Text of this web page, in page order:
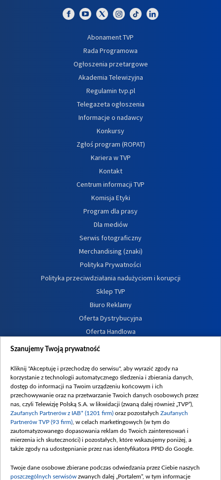
Abonament TVP
Rada Programowa
Ogłoszenia przetargowe
Akademia Telewizyjna
Regulamin tvp.pl
Telegazeta ogłoszenia
Informacje o nadawcy
Konkursy
Zgłoś program (ROPAT)
Kariera w TVP
Kontakt
Centrum informacji TVP
Komisja Etyki
Program dla prasy
Dla mediów
Serwis fotograficzny
Merchandising (znaki)
Polityka Prywatności
Polityka przeciwdziałania nadużyciom i korupcji
Sklep TVP
Biuro Reklamy
Oferta Dystrybucyjna
Oferta Handlowa
Dostępność
Procedura zgłoszeń wewnętrznych
Szanujemy Twoją prywatność
Kliknij "Akceptuję i przechodzę do serwisu", aby wyrazić zgody na
korzystanie z technologii automatycznego śledzenia i zbierania danych,
dostęp do informacji na Twoim urządzeniu końcowym i ich
przechowywanie oraz na przetwarzanie Twoich danych osobowych przez
nas, czyli Telewizję Polską S.A. w likwidacji (zwaną dalej również „TVP”),
Zaufanych Partnerów z IAB* (1201 firm) oraz pozostałych Zaufanych
Partnerów TVP (93 firm) , w celach marketingowych (w tym do
zautomatyzowanego dopasowania reklam do Twoich zainteresowań i
mierzenia ich skuteczności) i pozostałych, które wskazujemy poniżej, a
także zgody na udostępnianie przez nas identyfikatora PPID do Google.
Twoje dane osobowe zbierane podczas odwiedzania przez Ciebie naszych
poszczególnych serwisów zwanych dalej „Portalem”, w tym informacje